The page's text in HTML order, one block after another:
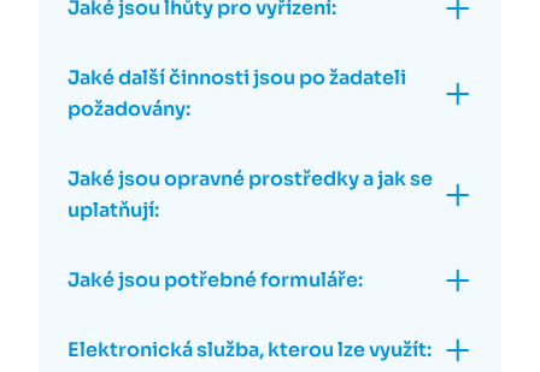
Jaké jsou lhůty pro vyřízení:
Jaké další činnosti jsou po žadateli
požadovány:
Jaké jsou opravné prostředky a jak se
uplatňují:
Jaké jsou potřebné formuláře:
Elektronická služba, kterou lze využít: